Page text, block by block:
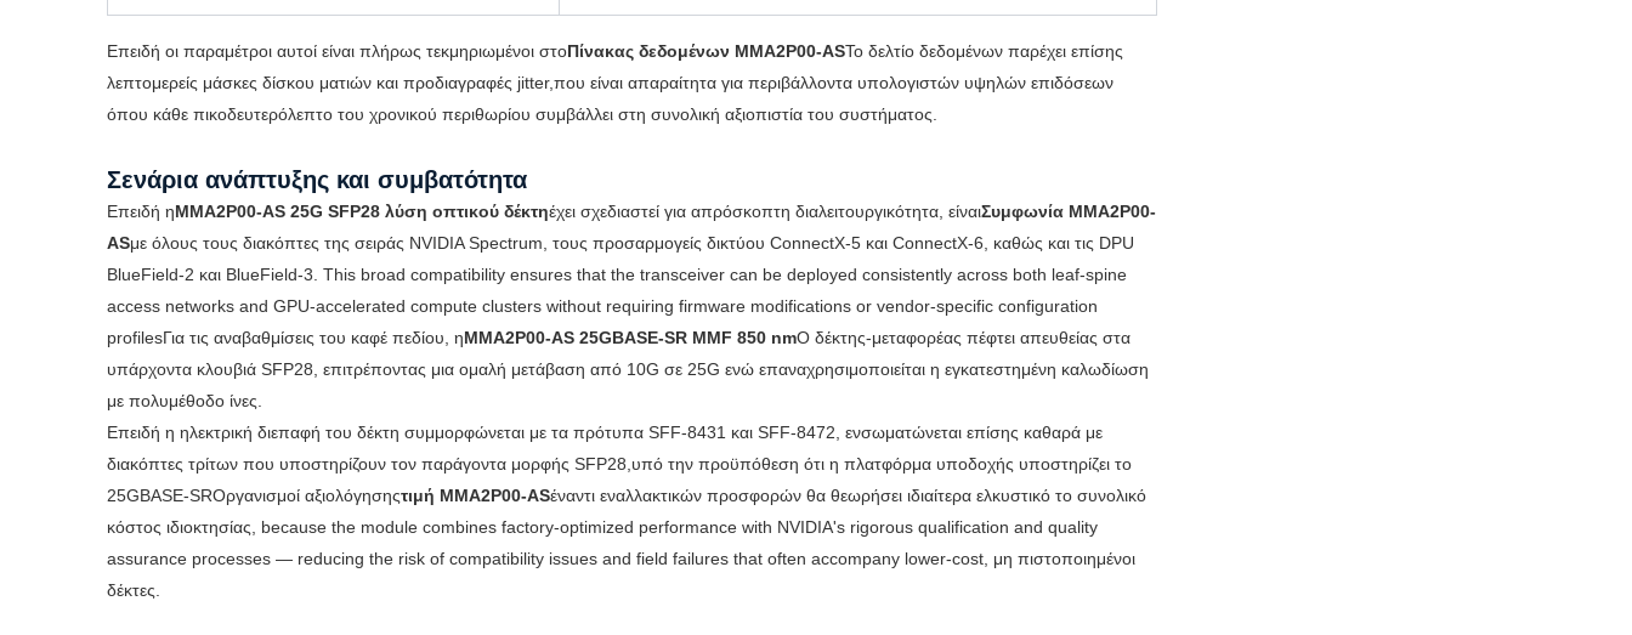
Επειδή οι παραμέτροι αυτοί είναι πλήρως τεκμηριωμένοι στοΠίνακας δεδομένων MMA2P00-ASΤο δελτίο δεδομένων παρέχει επίσης
λεπτομερείς μάσκες δίσκου ματιών και προδιαγραφές jitter,που είναι απαραίτητα για περιβάλλοντα υπολογιστών υψηλών επιδόσεων
όπου κάθε πικοδευτερόλεπτο του χρονικού περιθωρίου συμβάλλει στη συνολική αξιοπιστία του συστήματος.
Σενάρια ανάπτυξης και συμβατότητα
Επειδή ηMMA2P00-AS 25G SFP28 λύση οπτικού δέκτηέχει σχεδιαστεί για απρόσκοπτη διαλειτουργικότητα, είναιΣυμφωνία MMA2P00-
ASμε όλους τους διακόπτες της σειράς NVIDIA Spectrum, τους προσαρμογείς δικτύου ConnectX-5 και ConnectX-6, καθώς και τις DPU
BlueField-2 και BlueField-3. This broad compatibility ensures that the transceiver can be deployed consistently across both leaf-spine
access networks and GPU-accelerated compute clusters without requiring firmware modifications or vendor-specific configuration
profilesΓια τις αναβαθμίσεις του καφέ πεδίου, ηMMA2P00-AS 25GBASE-SR MMF 850 nmΟ δέκτης-μεταφορέας πέφτει απευθείας στα
υπάρχοντα κλουβιά SFP28, επιτρέποντας μια ομαλή μετάβαση από 10G σε 25G ενώ επαναχρησιμοποιείται η εγκατεστημένη καλωδίωση
με πολυμέθοδο ίνες.
Επειδή η ηλεκτρική διεπαφή του δέκτη συμμορφώνεται με τα πρότυπα SFF-8431 και SFF-8472, ενσωματώνεται επίσης καθαρά με
διακόπτες τρίτων που υποστηρίζουν τον παράγοντα μορφής SFP28,υπό την προϋπόθεση ότι η πλατφόρμα υποδοχής υποστηρίζει το
25GBASE-SRΟργανισμοί αξιολόγησηςτιμή MMA2P00-ASέναντι εναλλακτικών προσφορών θα θεωρήσει ιδιαίτερα ελκυστικό το συνολικό
κόστος ιδιοκτησίας, because the module combines factory-optimized performance with NVIDIA's rigorous qualification and quality
assurance processes — reducing the risk of compatibility issues and field failures that often accompany lower-cost, μη πιστοποιημένοι
δέκτες.